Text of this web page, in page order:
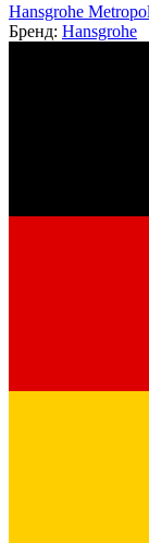
Hansgrohe
Бренд: Hansgrohe